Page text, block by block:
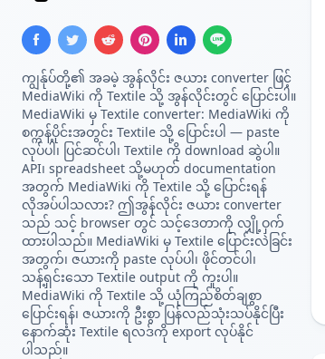
ကျွန်ုပ်တို့၏ အခမဲ့ အွန်လိုင်း ဇယား converter ဖြင့်
MediaWiki ကို Textile သို့ အွန်လိုင်းတွင် ပြောင်းပါ။
MediaWiki မှ Textile converter: MediaWiki ကို
စက္ကန့်ပိုင်းအတွင်း Textile သို့ ပြောင်းပါ — paste
လုပ်ပါ၊ ပြင်ဆင်ပါ၊ Textile ကို download ဆွဲပါ။
API၊ spreadsheet သို့မဟုတ် documentation
အတွက် MediaWiki ကို Textile သို့ ပြောင်းရန်
လိုအပ်ပါသလား? ဤအွန်လိုင်း ဇယား converter
သည် သင့် browser တွင် သင့်ဒေတာကို လျှို့ဝှက်
ထားပါသည်။ MediaWiki မှ Textile ပြောင်းလဲခြင်း
အတွက်၊ ဇယားကို paste လုပ်ပါ၊ ဖိုင်တင်ပါ၊
သန့်ရှင်းသော Textile output ကို ကူးပါ။
MediaWiki ကို Textile သို့ ယုံကြည်စိတ်ချစွာ
ပြောင်းရန်၊ ဇယားကို ဦးစွာ ပြန်လည်သုံးသပ်နိုင်ပြီး
နောက်ဆုံး Textile ရလဒ်ကို export လုပ်နိုင်
ပါသည်။